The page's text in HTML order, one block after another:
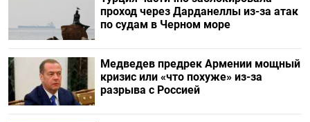
проход через Дарданеллы из-за атак
по судам в Черном море
Медведев предрек Армении мощный
кризис или «что похуже» из-за
разрыва с Россией